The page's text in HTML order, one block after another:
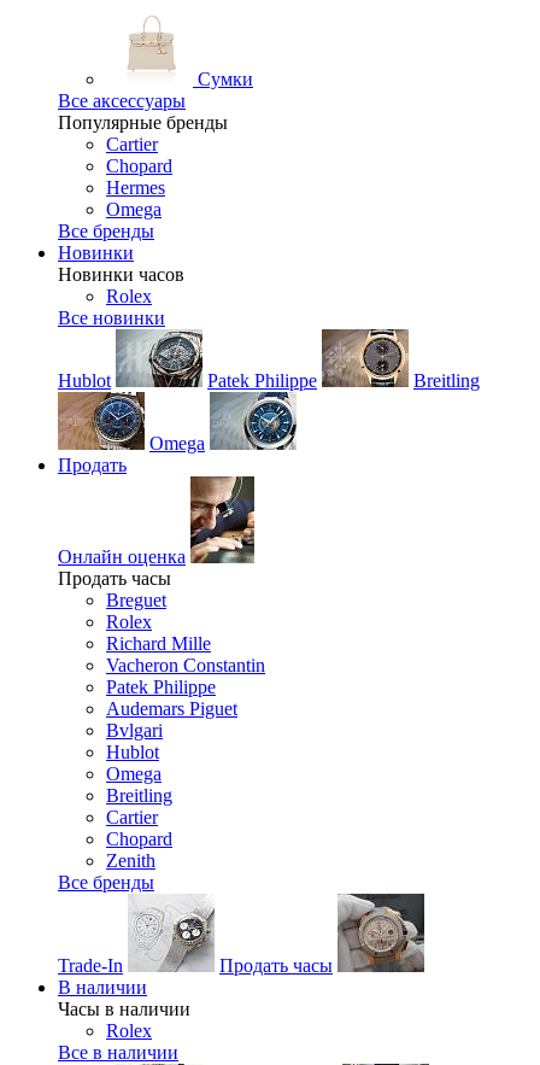
Сумки
Все аксессуары
Популярные бренды
Cartier
Chopard
Hermes
Omega
Все бренды
Новинки
Новинки часов
Rolex
Все новинки
Hublot Patek Philippe Breitling
Omega
Продать
Онлайн оценка
Продать часы
Breguet
Rolex
Richard Mille
Vacheron Constantin
Patek Philippe
Audemars Piguet
Bvlgari
Hublot
Omega
Breitling
Cartier
Chopard
Zenith
Все бренды
Trade-In
Продать часы
В наличии
Часы в наличии
Rolex
Все в наличии